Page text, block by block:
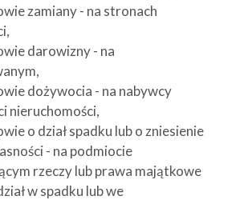
zamiany - na stronach
darowizny - na
dożywocia - na nabywcy
nieruchomości,
o dział spadku lub o zniesienie
- na podmiocie
rzeczy lub prawa majątkowe
w spadku lub we